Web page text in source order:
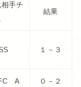
手チ
結果
１－３
A ０－２